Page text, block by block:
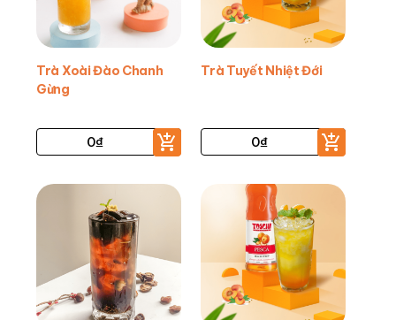
Trà Xoài Đào Chanh
Gừng
0₫
Trà Tuyết Nhiệt Đới
0₫